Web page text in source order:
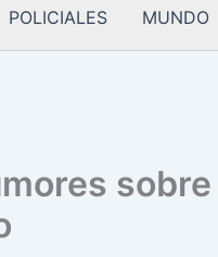
POLICIALES MUNDO
sobre